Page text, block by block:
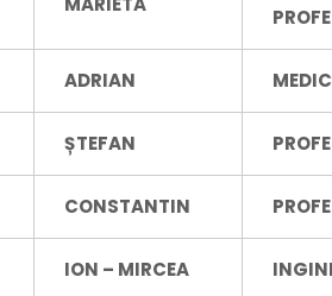
ADRIAN MEDIC
ȘTEFAN
CONSTANTIN
ION – MIRCEA